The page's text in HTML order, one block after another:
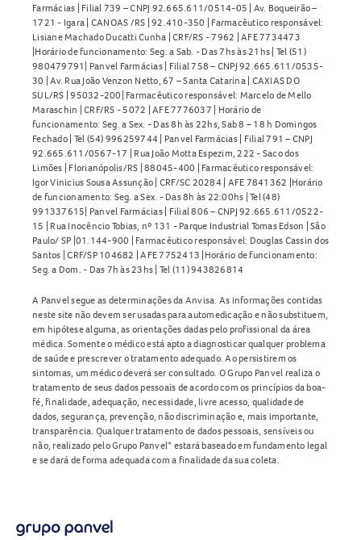
Farmácias | Filial 739 – CNPJ 92.665.611/0514-05 | Av. Boqueirão –
1721 - Igara | CANOAS /RS | 92.410-350 | Farmacêutico responsável:
Lisiane Machado Ducatti Cunha | CRF/RS - 7962 | AFE 7734473
|Horário de funcionamento: Seg. a Sab. - Das 7hs às 21hs | Tel (51)
980479791| Panvel Farmácias | Filial 758 – CNPJ 92.665.611/0535-
30 | Av. Rua João Venzon Netto, 67 – Santa Catarina | CAXIAS DO
SUL/RS | 95032-200| Farmacêutico responsável: Marcelo de Mello
Maraschin | CRF/RS - 5072 | AFE 7776037 | Horário de
funcionamento: Seg. a Sex. - Das 8h às 22hs, Sab 8 – 18 h Domingos
Fechado | Tel (54) 996259744 | Panvel Farmácias | Filial 791 – CNPJ
92.665.611/0567-17 | Rua João Motta Espezim, 222 - Saco dos
Limões | Florianópolis/RS | 88045-400 | Farmacêutico responsável:
Igor Vinicius Sousa Assunção | CRF/SC 20284 | AFE 7841362 |Horário
de funcionamento: Seg. a Sex. - Das 8h às 22:00hs | Tel (48)
991337615| Panvel Farmácias | Filial 806 – CNPJ 92.665.611/0522-
15 | Rua Inocêncio Tobias, nº 131 - Parque Industrial Tomas Edson | São
Paulo/ SP |01.144-900 | Farmacêutico responsável: Douglas Cassin dos
Santos | CRF/SP 104682 | AFE 7752413 |Horário de funcionamento:
Seg. a Dom. - Das 7h às 23hs | Tel (11) 943826814
A Panvel segue as determinações da Anvisa. As informações contidas
neste site não devem ser usadas para automedicação e não substituem,
em hipótese alguma, as orientações dadas pelo profissional da área
médica. Somente o médico está apto a diagnosticar qualquer problema
de saúde e prescrever o tratamento adequado. Ao persistirem os
sintomas, um médico deverá ser consultado. O Grupo Panvel realiza o
tratamento de seus dados pessoais de acordo com os princípios da boa-
fé, finalidade, adequação, necessidade, livre acesso, qualidade de
dados, segurança, prevenção, não discriminação e, mais importante,
transparência. Qualquer tratamento de dados pessoais, sensíveis ou
não, realizado pelo Grupo Panvel* estará baseado em fundamento legal
e se dará de forma adequada com a finalidade da sua coleta.